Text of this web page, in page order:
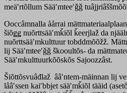
meäʹrtõllum Sääʹmteeʹǧǧ
Ooccâmnalla åårrai
šiõǥǥ nuõrttsääʹmǩiõl ǩeerjlaž da
nuõrttsääʹmkulttuur tobddmõõžž.
lij Sääʹmteeʹǧǧ škooultõs- da
Sääʹmkulttuurkõõskõs Sajoozzâst.
Šiõttõsvuâđlaž ââʹntem-mäinnan lij
lââʹssen kaiʹbbjet sääʹmǩiõl tääid